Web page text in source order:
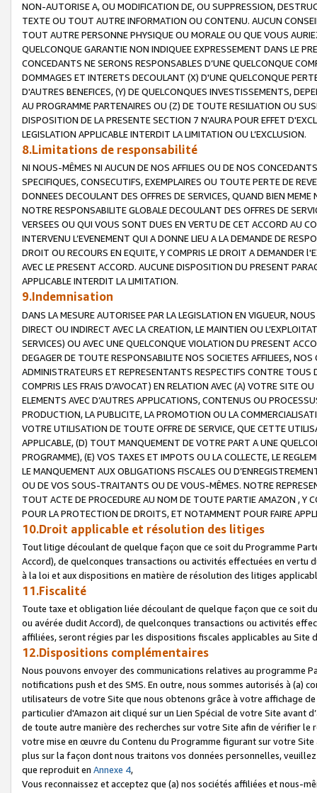
NON-AUTORISE A, OU MODIFICATION DE, OU SUPPRESSION,
TEXTE OU TOUT AUTRE INFORMATION OU CONTENU. AUCUN
TOUT AUTRE PERSONNE PHYSIQUE OU MORALE OU QUE VOUS
QUELCONQUE GARANTIE NON INDIQUEE EXPRESSEMENT DANS LE
CONCEDANTS NE SERONS RESPONSABLES D’UNE QUELCONQUE
DOMMAGES ET INTERETS DECOULANT (X) D'UNE QUELCONQUE
D'AUTRES BENEFICES, (Y) DE QUELCONQUES INVESTISSEMENTS,
AU PROGRAMME PARTENAIRES OU (Z) DE TOUTE RESILIATION OU
DISPOSITION DE LA PRESENTE SECTION 7 N'AURA POUR EFFET
LEGISLATION APPLICABLE INTERDIT LA LIMITATION OU L’EXCLUSION.
8.Limitations de responsabilité
NI NOUS-MÊMES NI AUCUN DE NOS AFFILIES OU DE NOS
SPECIFIQUES, CONSECUTIFS, EXEMPLAIRES OU TOUTE PERTE DE
DONNEES DECOULANT DES OFFRES DE SERVICES, QUAND BIEN
NOTRE RESPONSABILITE GLOBALE DECOULANT DES OFFRES DE
VERSEES OU QUI VOUS SONT DUES EN VERTU DE CET ACCORD AU
INTERVENU L’EVENEMENT QUI A DONNE LIEU A LA DEMANDE DE
DROIT OU RECOURS EN EQUITE, Y COMPRIS LE DROIT A DEMANDER
AVEC LE PRESENT ACCORD. AUCUNE DISPOSITION DU PRESENT
APPLICABLE INTERDIT LA LIMITATION.
9.Indemnisation
DANS LA MESURE AUTORISEE PAR LA LEGISLATION EN VIGUEUR,
DIRECT OU INDIRECT AVEC LA CREATION, LE MAINTIEN OU
SERVICES) OU AVEC UNE QUELCONQUE VIOLATION DU PRESENT
DEGAGER DE TOUTE RESPONSABILITE NOS SOCIETES AFFILIEES,
ADMINISTRATEURS ET REPRESENTANTS RESPECTIFS CONTRE
COMPRIS LES FRAIS D’AVOCAT) EN RELATION AVEC (A) VOTRE SITE
ELEMENTS AVEC D’AUTRES APPLICATIONS, CONTENUS OU
PRODUCTION, LA PUBLICITE, LA PROMOTION OU LA
VOTRE UTILISATION DE TOUTE OFFRE DE SERVICE, QUE CETTE
APPLICABLE, (D) TOUT MANQUEMENT DE VOTRE PART A UNE
PROGRAMME), (E) VOS TAXES ET IMPOTS OU LA COLLECTE, LE
LE MANQUEMENT AUX OBLIGATIONS FISCALES OU
OU DE VOS SOUS-TRAITANTS OU DE VOUS-MÊMES. NOTRE
TOUT ACTE DE PROCEDURE AU NOM DE TOUTE PARTIE AMAZON , Y
POUR LA PROTECTION DE DROITS, ET NOTAMMENT POUR FAIRE
10.Droit applicable et résolution des litiges
Tout litige découlant de quelque façon que ce soit du Programme
Accord), de quelconques transactions ou activités effectuées en vertu
à la loi et aux dispositions en matière de résolution des litiges
11.Fiscalité
Toute taxe et obligation liée découlant de quelque façon que ce soit
ou avérée dudit Accord), de quelconques transactions ou activités
affiliées, seront régies par les dispositions fiscales applicables au Site
12.Dispositions complémentaires
Nous pouvons envoyer des communications relatives au programme
notifications push et des SMS. En outre, nous sommes autorisés à
utilisateurs de votre Site que nous obtenons grâce à votre affichage
particulier d'Amazon ait cliqué sur un Lien Spécial de votre Site avant
de toute autre manière des recherches sur votre Site afin de vérifier
votre mise en œuvre du Contenu du Programme figurant sur votre
plus sur la façon dont nous traitons vos données personnelles,
que reproduit en Annexe 4,
Vous reconnaissez et acceptez que (a) nos sociétés affiliées et nous-